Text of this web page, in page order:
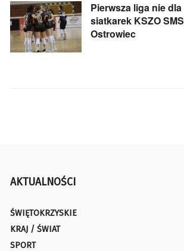
Pierwsza liga nie dla
siatkarek KSZO SMS
Ostrowiec
AKTUALNOŚCI
ŚWIĘTOKRZYSKIE
KRAJ / ŚWIAT
SPORT